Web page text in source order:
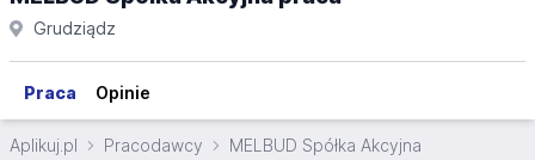
Grudziądz
Praca Opinie
Aplikuj.pl Pracodawcy MELBUD Spółka Akcyjna